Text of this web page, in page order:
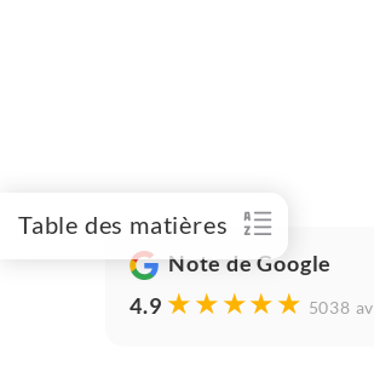
Table des matières
Note de Google
4.9 ★★★★★ 5038